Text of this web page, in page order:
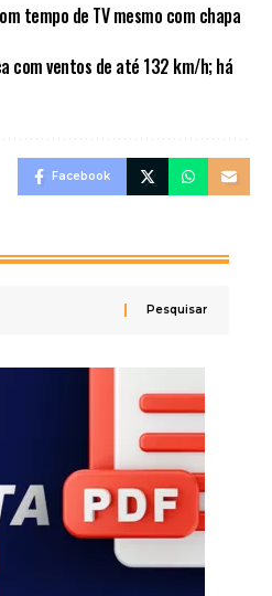
tempo de TV mesmo com chapa
com ventos de até 132 km/h; há
Facebook